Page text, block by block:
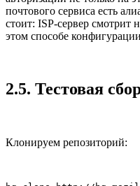
почтового сервиса есть
стоит: ISP-сервер смотрит
этом способе
2.5. Тестовая
Клонируем репозиторий: